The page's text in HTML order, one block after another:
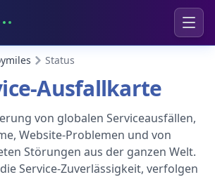
Status
Ausfallkarte
von globalen Serviceausfällen,
Website-Problemen und von
Störungen aus der ganzen Welt.
Service-Zuverlässigkeit, verfolgen